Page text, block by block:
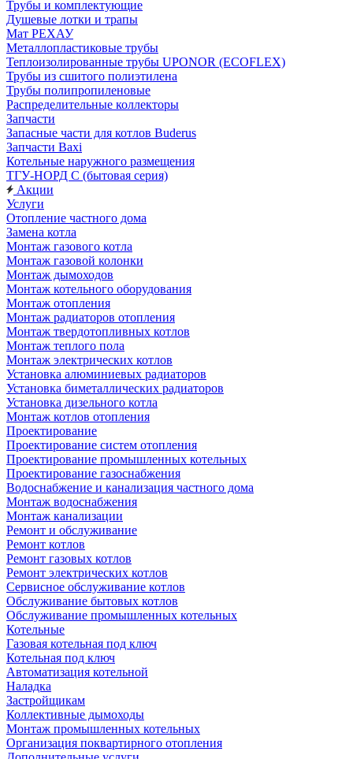
Трубы и комплектующие
Душевые лотки и трапы
Мат РЕХАУ
Металлопластиковые трубы
Теплоизолированные трубы UPONOR (ECOFLEX)
Трубы из сшитого полиэтилена
Трубы полипропиленовые
Распределительные коллекторы
Запчасти
Запасные части для котлов Buderus
Запчасти Baxi
Котельные наружного размещения
ТГУ-НОРД С (бытовая серия)
Акции
Услуги
Отопление частного дома
Замена котла
Монтаж газового котла
Монтаж газовой колонки
Монтаж дымоходов
Монтаж котельного оборудования
Монтаж отопления
Монтаж радиаторов отопления
Монтаж твердотопливных котлов
Монтаж теплого пола
Монтаж электрических котлов
Установка алюминиевых радиаторов
Установка биметаллических радиаторов
Установка дизельного котла
Монтаж котлов отопления
Проектирование
Проектирование систем отопления
Проектирование промышленных котельных
Проектирование газоснабжения
Водоснабжение и канализация частного дома
Монтаж водоснабжения
Монтаж канализации
Ремонт и обслуживание
Ремонт котлов
Ремонт газовых котлов
Ремонт электрических котлов
Сервисное обслуживание котлов
Обслуживание бытовых котлов
Обслуживание промышленных котельных
Котельные
Газовая котельная под ключ
Котельная под ключ
Автоматизация котельной
Наладка
Застройщикам
Коллективные дымоходы
Монтаж промышленных котельных
Организация поквартирного отопления